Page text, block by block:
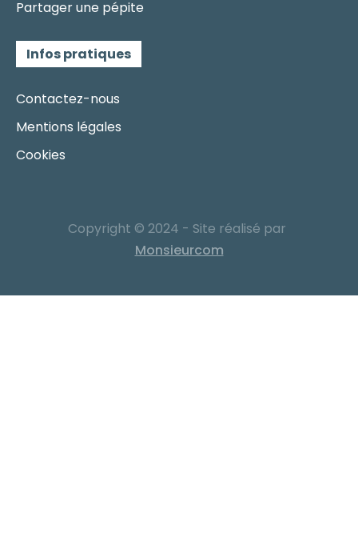
Partager une pépite
Infos pratiques
Contactez-nous
Mentions légales
Cookies
Copyright © 2024 - Site réalisé par
Monsieurcom